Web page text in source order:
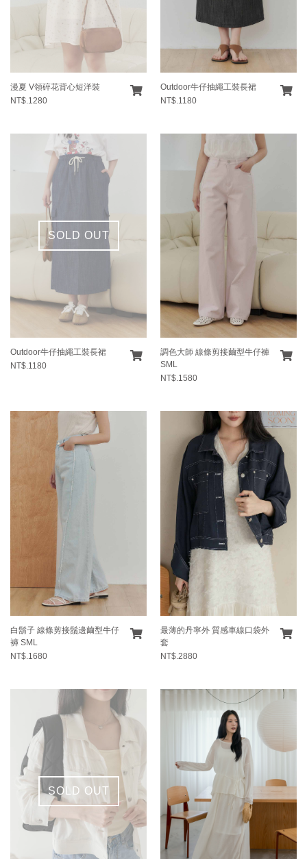
漫夏 V領碎花背心短洋裝
NT$.1280
Outdoor牛仔抽繩工裝長裙
NT$.1180
SOLD OUT
Outdoor牛仔抽繩工裝長裙
NT$.1180
調色大師 線條剪接繭型牛仔褲
SML
NT$.1580
白鬍子 線條剪接鬚邊繭型牛仔
褲 SML
NT$.1680
最薄的丹寧外 質感車線口袋外
套
NT$.2880
SOLD OUT